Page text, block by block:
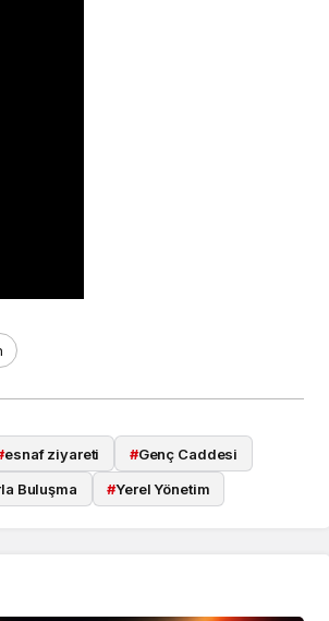
esnaf ziyareti #Genç Caddesi
Buluşma #Yerel Yönetim